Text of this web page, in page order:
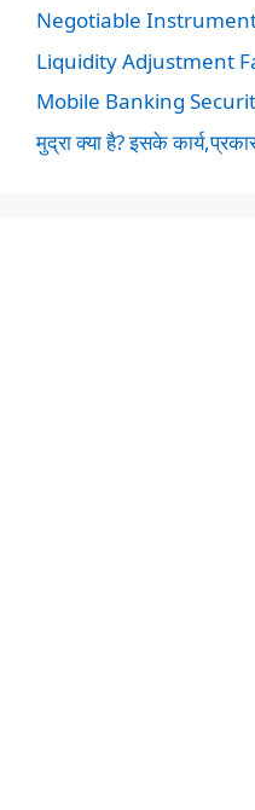
Negotiable
Liquidity Adjustment
Mobile Banking
मुद्रा क्या है? इसके